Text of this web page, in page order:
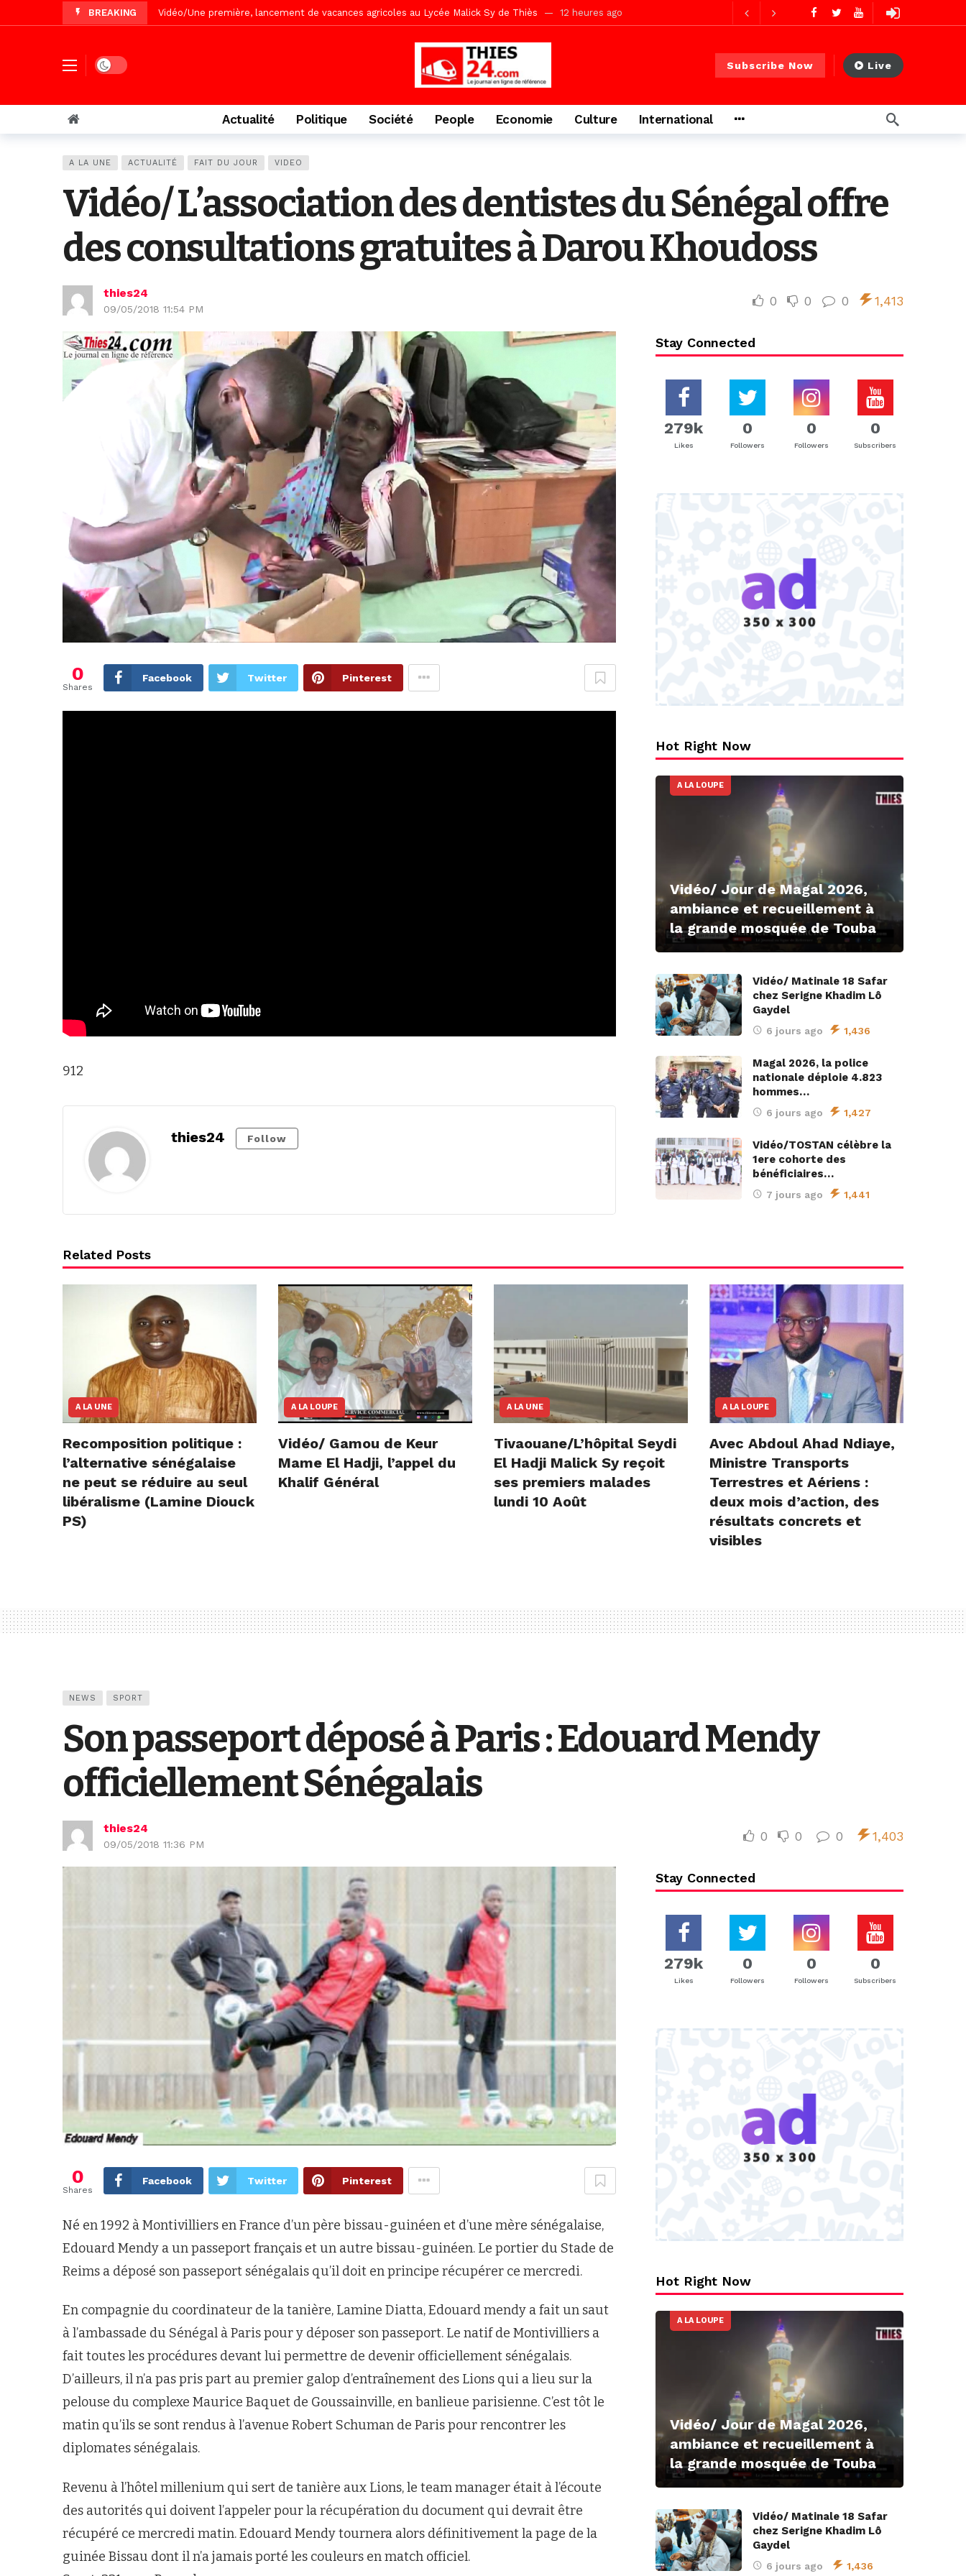
BREAKING « Le Parti, la Patrie et la Nation » (Par Moustapha SAMB Responsable de la formation doctorale au Cesti)
Vidéo/ Magal 2026, le train a transporté 9.651 passagers, l’équivalent de 600 minibus
Vidéo/ L’arrivée spectaculaire à la gare de Thiès, du dernier train en provenance de Touba
Vidéo/ Grand Thiès en deuil, Cheikh Ndiaye l’initiateur du kurel 18 Safar a péri dans un accident 2 jours ago
Vidéo/Gamou Bakhdad chez Boroom Ndaam, sécurité, eau, au coeur des priorités 2 jours ago
Vidéo/Chérif Nehma Aïdara Diamaguène Nimzath Thiès, mesures annoncées pour une réussite
Autoroute Dakar-Saint Louis, les récriminations des populations de Pambal 5 heures ago
Dark mode Subscribe Now Live
Actualité Politique Société People Economie Culture International
A LA UNE ACTUALITÉ FAIT DU JOUR VIDEO
Vidéo/ L’association des dentistes du Sénégal offre
des consultations gratuites à Darou Khoudoss
thies24
09/05/2018 11:54 PM
0 0 0 1,413
0
Shares
Facebook Twitter Pinterest
912
thies24 Follow
Stay Connected
279k
Likes
0
Followers
0
Followers
0
Subscribers
Hot Right Now
A LA LOUPE
Vidéo/ Jour de Magal 2026,
ambiance et recueillement à
la grande mosquée de Touba
Vidéo/ Matinale 18 Safar
chez Serigne Khadim Lô
Gaydel
6 jours ago 1,436
Magal 2026, la police
nationale déploie 4.823
hommes…
6 jours ago 1,427
Vidéo/TOSTAN célèbre la
1ere cohorte des
bénéficiaires…
7 jours ago 1,441
Related Posts
A LA UNE
Recomposition politique :
l’alternative sénégalaise
ne peut se réduire au seul
libéralisme (Lamine Diouck
PS)
A LA LOUPE
Vidéo/ Gamou de Keur
Mame El Hadji, l’appel du
Khalif Général
A LA UNE
Tivaouane/L’hôpital Seydi
El Hadji Malick Sy reçoit
ses premiers malades
lundi 10 Août
A LA LOUPE
Avec Abdoul Ahad Ndiaye,
Ministre Transports
Terrestres et Aériens :
deux mois d’action, des
résultats concrets et
visibles
NEWS SPORT
Son passeport déposé à Paris : Edouard Mendy
officiellement Sénégalais
thies24
09/05/2018 11:36 PM
0 0 0 1,403
0
Shares
Facebook Twitter Pinterest
Né en 1992 à Montivilliers en France d’un père bissau-guinéen et d’une mère sénégalaise,
Edouard Mendy a un passeport français et un autre bissau-guinéen. Le portier du Stade de
Reims a déposé son passeport sénégalais qu’il doit en principe récupérer ce mercredi.
En compagnie du coordinateur de la tanière, Lamine Diatta, Edouard mendy a fait un saut
à l’ambassade du Sénégal à Paris pour y déposer son passeport. Le natif de Montivilliers a
fait toutes les procédures devant lui permettre de devenir officiellement sénégalais.
D’ailleurs, il n’a pas pris part au premier galop d’entraînement des Lions qui a lieu sur la
pelouse du complexe Maurice Baquet de Goussainville, en banlieue parisienne. C’est tôt le
matin qu’ils se sont rendus à l’avenue Robert Schuman de Paris pour rencontrer les
diplomates sénégalais.
Revenu à l’hôtel millenium qui sert de tanière aux Lions, le team manager était à l’écoute
des autorités qui doivent l’appeler pour la récupération du document qui devrait être
récupéré ce mercredi matin. Edouard Mendy tournera alors définitivement la page de la
guinée Bissau dont il n’a jamais porté les couleurs en match officiel.
Stay Connected
279k
Likes
0
Followers
0
Followers
0
Subscribers
Hot Right Now
A LA LOUPE
Vidéo/ Jour de Magal 2026,
ambiance et recueillement à
la grande mosquée de Touba
Vidéo/ Matinale 18 Safar
chez Serigne Khadim Lô
Gaydel
6 jours ago 1,436